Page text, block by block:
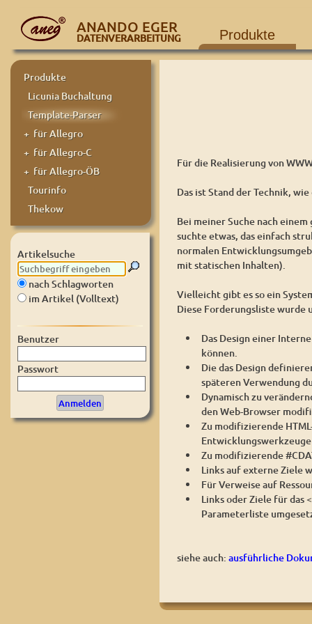
ANANDO EGER
DATENVERARBEITUNG Produkte
Produkte
Licunia Buchaltung
Template-Parser
+ für Allegro
+ für Allegro-C
+ für Allegro-ÖB
Tourinfo
Thekow
Artikelsuche
nach Schlagworten
im Artikel (Volltext)
Benutzer
Passwort
Für die Realisierung von
Das ist Stand der Technik,
Bei meiner Suche nach
suchte etwas, das einfach
normalen
mit statischen Inhalten).
Vielleicht gibt es so ein
Diese Forderungsliste wurde
Das Design einer
können.
Die das Design
späteren Verwendung
Dynamisch zu
den Web-Browser
Zu modifizierende
Zu modifizierende
Links auf externe Ziele
Für Verweise auf
Links oder Ziele für das <
Parameterliste
siehe auch: ausführliche